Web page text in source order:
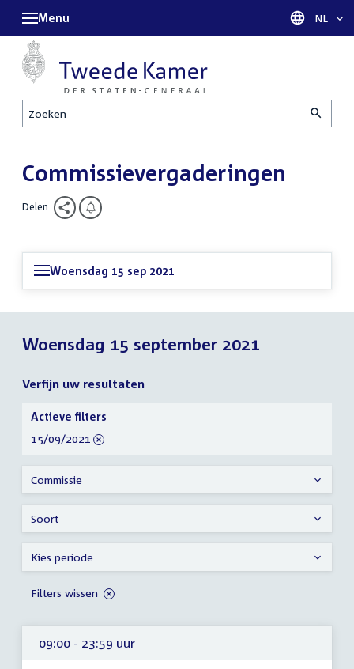
Zoeken
Menu Taal
NL
Commissievergaderingen
Delen
Woensdag 15 sep 2021
Woensdag 15 september 2021
Verfijn uw resultaten
09:00 - 23:59 uur
Verfijn
uw
resultaten
Actieve filters
verwijder
15/09/2021
Commissie
Soort
Kies periode
Filters wissen